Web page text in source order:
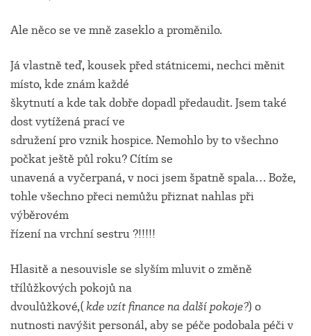
Ale něco se ve mně zaseklo a proměnilo.
Já vlastně teď, kousek před státnicemi, nechci měnit
místo, kde znám každé
škytnutí a kde tak dobře dopadl předaudit. Jsem také
dost vytížená prací ve
sdružení pro vznik hospice. Nemohlo by to všechno
počkat ještě půl roku? Cítím se
unavená a vyčerpaná, v noci jsem špatně spala… Bože,
tohle všechno přeci nemůžu přiznat nahlas při
výběrovém
řízení na vrchní sestru ?!!!!!
Hlasitě a nesouvisle se slyším mluvit o změně
třílůžkových pokojů na
dvoulůžkové,(kde vzítfinancena další pokoje?) o
nutnosti navýšit personál, aby se péče podobala péči v